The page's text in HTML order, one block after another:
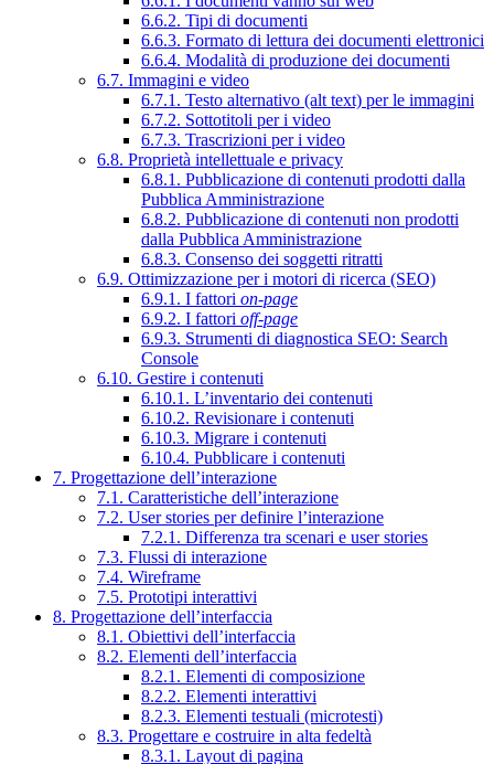
6.6.2. Tipi di documenti
6.6.3. Formato di lettura dei documenti elettronici
6.6.4. Modalità di produzione dei documenti
6.7. Immagini e video
6.7.1. Testo alternativo (alt text) per le immagini
6.7.2. Sottotitoli per i video
6.7.3. Trascrizioni per i video
6.8. Proprietà intellettuale e privacy
6.8.1. Pubblicazione di contenuti prodotti dalla
Pubblica Amministrazione
6.8.2. Pubblicazione di contenuti non prodotti
dalla Pubblica Amministrazione
6.8.3. Consenso dei soggetti ritratti
6.9. Ottimizzazione per i motori di ricerca (SEO)
6.9.1. I fattori on-page
6.9.2. I fattori off-page
6.9.3. Strumenti di diagnostica SEO: Search
Console
6.10. Gestire i contenuti
6.10.1. L’inventario dei contenuti
6.10.2. Revisionare i contenuti
6.10.3. Migrare i contenuti
6.10.4. Pubblicare i contenuti
7. Progettazione dell’interazione
7.1. Caratteristiche dell’interazione
7.2. User stories per definire l’interazione
7.2.1. Differenza tra scenari e user stories
7.3. Flussi di interazione
7.4. Wireframe
7.5. Prototipi interattivi
8. Progettazione dell’interfaccia
8.1. Obiettivi dell’interfaccia
8.2. Elementi dell’interfaccia
8.2.1. Elementi di composizione
8.2.2. Elementi interattivi
8.2.3. Elementi testuali (microtesti)
8.3. Progettare e costruire in alta fedeltà
8.3.1. Layout di pagina